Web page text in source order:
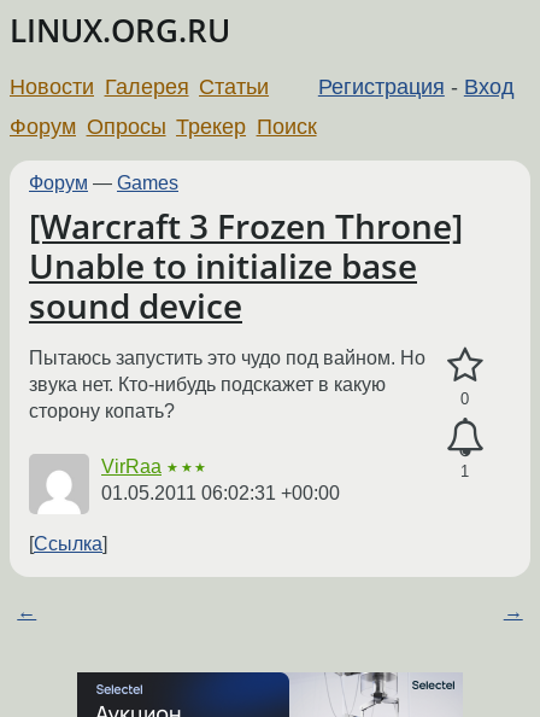
LINUX.ORG.RU
Регистрация - Вход
Новости Галерея Статьи
Форум Опросы Трекер Поиск
Форум — Games
[Warcraft 3 Frozen Throne]
Unable to initialize base
sound device
0
1
Пытаюсь запустить это чудо под вайном. Но
звука нет. Кто-нибудь подскажет в какую
сторону копать?
VirRaa ★★★
01.05.2011 06:02:31 +00:00
Ссылка
← →